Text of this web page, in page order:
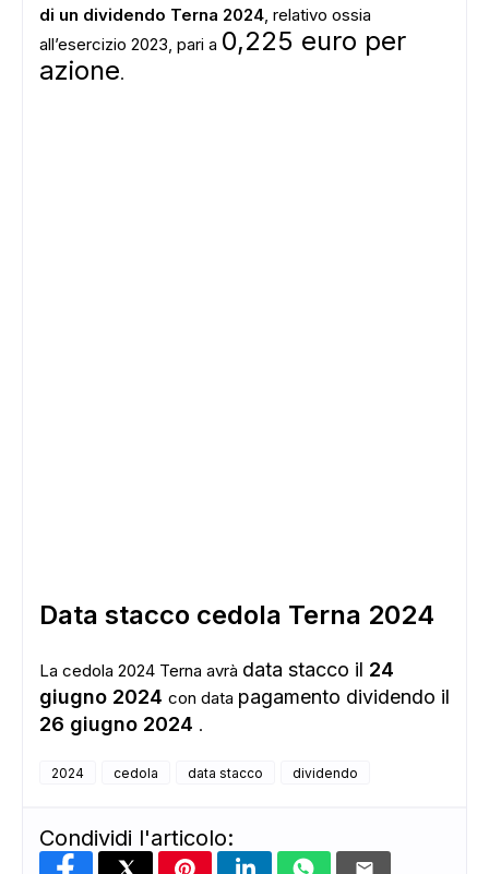
ADS
di un dividendo Terna 2024, relativo ossia
all’esercizio 2023, pari a 0,225 euro per
azione.
Data stacco cedola Terna 2024
La cedola 2024 Terna avrà data stacco il 24
giugno 2024 con data pagamento dividendo il
26 giugno 2024 .
2024 cedola data stacco dividendo
Condividi l'articolo: